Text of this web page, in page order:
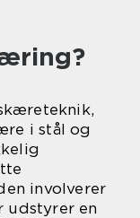
i stål og
involverer
udstyrer en